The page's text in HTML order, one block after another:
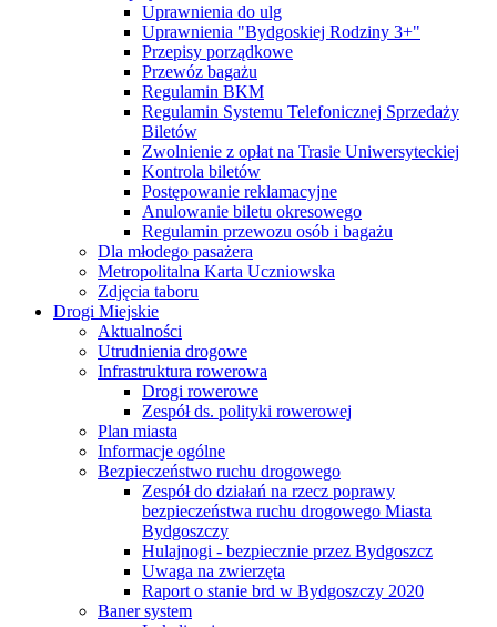
Uprawnienia do ulg
Uprawnienia "Bydgoskiej Rodziny 3+"
Przepisy porządkowe
Przewóz bagażu
Regulamin BKM
Regulamin Systemu Telefonicznej Sprzedaży
Biletów
Zwolnienie z opłat na Trasie Uniwersyteckiej
Kontrola biletów
Postępowanie reklamacyjne
Anulowanie biletu okresowego
Regulamin przewozu osób i bagażu
Dla młodego pasażera
Metropolitalna Karta Uczniowska
Zdjęcia taboru
Drogi Miejskie
Aktualności
Utrudnienia drogowe
Infrastruktura rowerowa
Drogi rowerowe
Zespół ds. polityki rowerowej
Plan miasta
Informacje ogólne
Bezpieczeństwo ruchu drogowego
Zespół do działań na rzecz poprawy
bezpieczeństwa ruchu drogowego Miasta
Bydgoszczy
Hulajnogi - bezpiecznie przez Bydgoszcz
Uwaga na zwierzęta
Raport o stanie brd w Bydgoszczy 2020
Baner system